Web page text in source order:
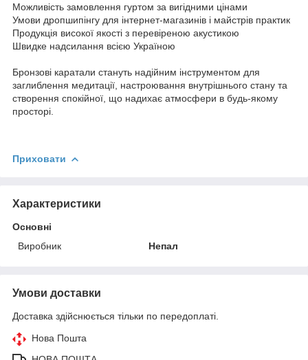
Можливість замовлення гуртом за вигідними цінами
Умови дропшипінгу для інтернет-магазинів і майстрів практик
Продукція високої якості з перевіреною акустикою
Швидке надсилання всією Україною
Бронзові каратали стануть надійним інструментом для
заглиблення медитації, настроювання внутрішнього стану та
створення спокійної, що надихає атмосфери в будь-якому
просторі.
Приховати
Характеристики
Основні
Виробник
Непал
Умови доставки
Доставка здійснюється тільки по передоплаті.
Нова Пошта